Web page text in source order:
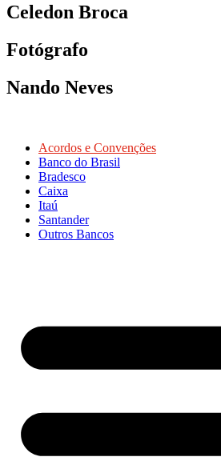
Celedon Broca
Fotógrafo
Nando Neves
Acordos e Convenções
Banco do Brasil
Bradesco
Caixa
Itaú
Santander
Outros Bancos